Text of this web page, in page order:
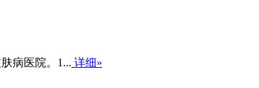
病医院。1... 详细»